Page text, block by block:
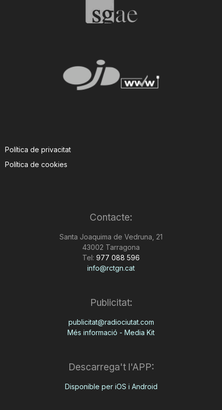
Política de privacitat
Política de cookies
Contacte:
Santa Joaquima de Vedruna, 21
43002 Tarragona
Tel: 977 088 596
info@rctgn.cat
Publicitat:
publicitat@radiociutat.com
Més informació - Media Kit
Descarrega't l'APP:
Disponible per iOS i Android